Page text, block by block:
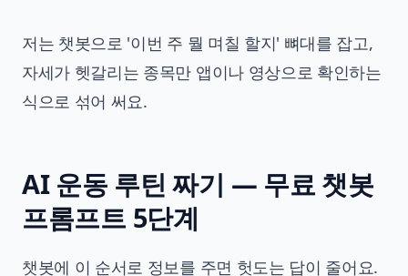
저는 챗봇으로 '이번 주 뭘 며칠 할지' 뼈대를 잡고,
자세가 헷갈리는 종목만 앱이나 영상으로 확인하는
식으로 섞어 써요.
AI 운동 루틴 짜기 — 무료 챗봇
프롬프트 5단계
챗봇에 이 순서로 정보를 주면 헛도는 답이 줄어요.